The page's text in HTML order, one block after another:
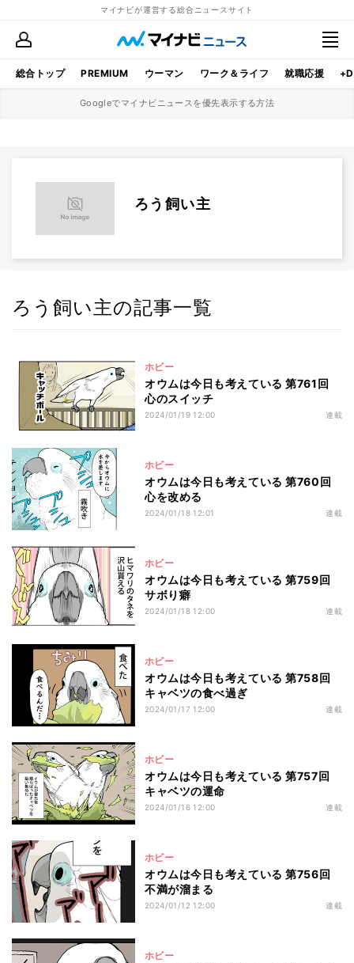
マイナビが運営する総合ニュースサイト
総合トップ PREMIUM ウーマン ワーク＆ライフ 就職応援
Googleでマイナビニュースを優先表示する方法
ろう飼い主
ろう飼い主の記事一覧
ホビー
オウムは今日も考えている 第761回
心のスイッチ
2024/01/19 12:00 連載
ホビー
オウムは今日も考えている 第760回
心を改める
2024/01/18 12:01 連載
ホビー
オウムは今日も考えている 第759回
サボり癖
2024/01/18 12:00 連載
ホビー
オウムは今日も考えている 第758回
キャベツの食べ過ぎ
2024/01/17 12:00 連載
ホビー
オウムは今日も考えている 第757回
キャベツの運命
2024/01/16 12:00 連載
ホビー
オウムは今日も考えている 第756回
不満が溜まる
2024/01/12 12:00 連載
ホビー